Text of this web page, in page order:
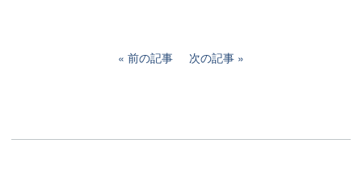
前の記事 次の記事